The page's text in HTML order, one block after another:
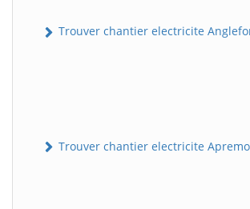
Trouver chantier electricite
Trouver chantier electricite